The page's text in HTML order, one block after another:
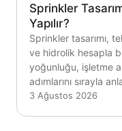
Sprinkler
Yapılır?
Sprinkler tasarımı,
ve hidrolik hesapla
yoğunluğu, işletme
adımlarını sırayla
3 Ağustos 2026